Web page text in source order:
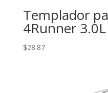
Templador
4Runner
$28.87